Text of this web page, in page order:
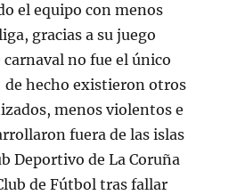
el equipo con menos
gracias a su juego
no fue el único
de hecho existieron otros
menos violentos e
fuera de las islas
Deportivo de La Coruña
de Fútbol tras fallar